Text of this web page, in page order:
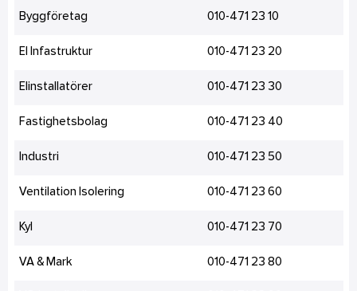
Byggföretag 010-471 23 10
El Infastruktur 010-471 23 20
Elinstallatörer 010-471 23 30
Fastighetsbolag 010-471 23 40
Industri 010-471 23 50
Ventilation Isolering 010-471 23 60
Kyl 010-471 23 70
VA & Mark 010-471 23 80